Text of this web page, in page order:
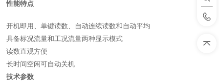
性能特点
开机即用、单键读数、自动连续读数和自动平均
具备标况流量和工况流量两种显示模式
读数直观方便
长时间空闲可自动关机
技术参数